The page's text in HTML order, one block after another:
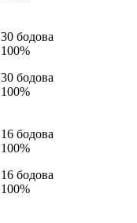
30 бодова
100%
30 бодова
100%
16 бодова
100%
16 бодова
100%